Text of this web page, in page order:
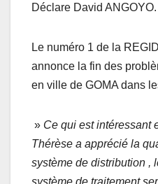
Déclare David ANGOYO.
Le numéro 1 de la
annonce la fin des
en ville de GOMA dans
» Ce qui est intéressant
Thérèse a apprécié la
système de distribution ,